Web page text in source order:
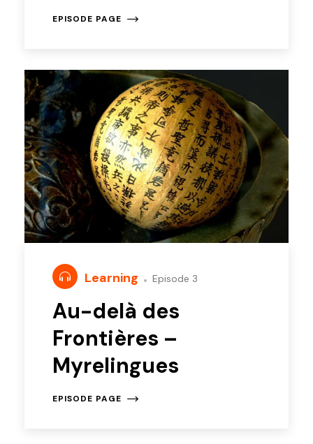
EPISODE PAGE
Learning Episode 3
Au-delà des
Frontières –
Myrelingues
EPISODE PAGE